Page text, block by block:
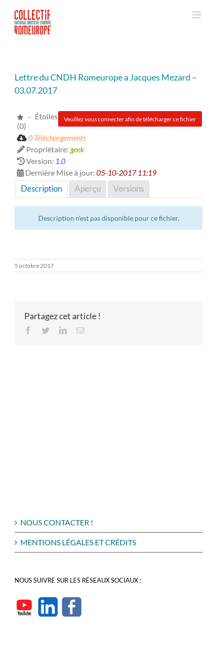
contenu
Lettre du CNDH Romeurope a Jacques Mezard –
03.07.2017
Veuillez vous connecter afin de télécharger ce fichier
- Étoiles
(0)
0 Téléchargements
Propriétaire: geek
Version: 1.0
Dernière Mise à jour: 05-10-2017 11:19
Description Aperçu Versions
Description n’est pas disponible pour ce fichier.
5 octobre 2017
Partagez cet article !
Facebook
TwitterLinkedInEmail
NOUS CONTACTER !
MENTIONS LÉGALES ET CRÉDITS
NOUS SUIVRE SUR LES RÉSEAUX SOCIAUX :